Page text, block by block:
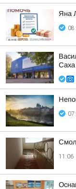
Яна
Саха
11:06